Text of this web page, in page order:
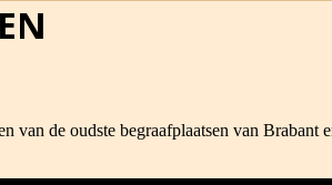
de oudste begraafplaatsen van Brabant